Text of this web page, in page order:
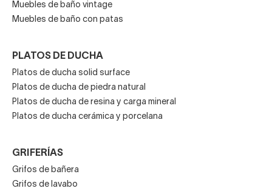
Muebles de baño vintage
Muebles de baño con patas
PLATOS DE DUCHA
Platos de ducha solid surface
Platos de ducha de piedra natural
Platos de ducha de resina y carga mineral
Platos de ducha cerámica y porcelana
GRIFERÍAS
Grifos de bañera
Grifos de lavabo